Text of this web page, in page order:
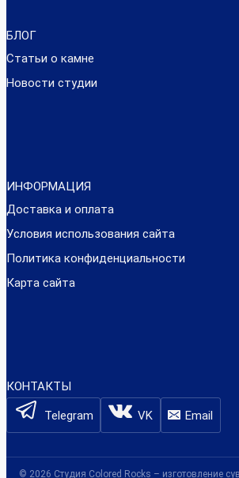
БЛОГ
Статьи о камне
Новости студии
ИНФОРМАЦИЯ
Доставка и оплата
Условия использования сайта
Политика конфиденциальности
Карта сайта
КОНТАКТЫ
Telegram VK Email
© 2026 Студия Colored Rocks – изготовление